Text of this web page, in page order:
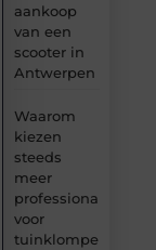
aankoop
van een
scooter in
Antwerpen
Waarom
kiezen
steeds
meer
professionals
voor
tuinklompen?